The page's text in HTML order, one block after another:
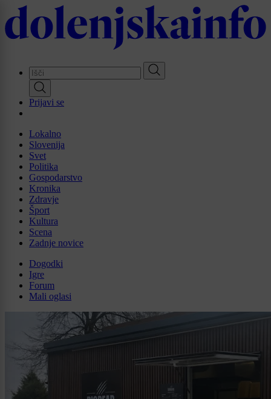
Skip
to
main
Prijavi se
Lokalno
Slovenija
Svet
Politika
Gospodarstvo
Kronika
Zdravje
Šport
Kultura
Scena
Zadnje novice
Dogodki
Igre
Forum
Mali oglasi